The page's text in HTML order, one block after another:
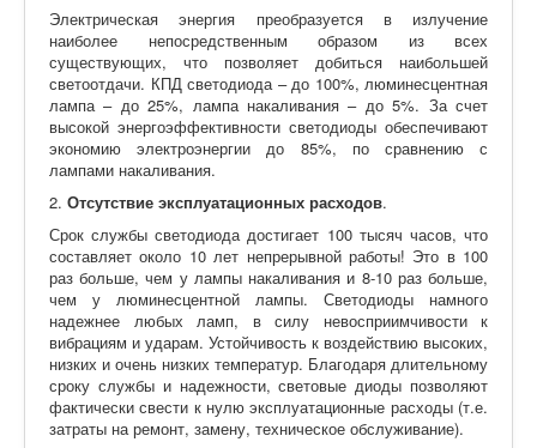
Электрическая энергия преобразуется в излучение
наиболее непосредственным образом из всех
существующих, что позволяет добиться наибольшей
светоотдачи. КПД светодиода – до 100%, люминесцентная
лампа – до 25%, лампа накаливания – до 5%. За счет
высокой энергоэффективности светодиоды обеспечивают
экономию электроэнергии до 85%, по сравнению с
лампами накаливания.
2. Отсутствие эксплуатационных расходов.
Срок службы светодиода достигает 100 тысяч часов, что
составляет около 10 лет непрерывной работы! Это в 100
раз больше, чем у лампы накаливания и 8-10 раз больше,
чем у люминесцентной лампы. Светодиоды намного
надежнее любых ламп, в силу невосприимчивости к
вибрациям и ударам. Устойчивость к воздействию высоких,
низких и очень низких температур. Благодаря длительному
сроку службы и надежности, световые диоды позволяют
фактически свести к нулю эксплуатационные расходы (т.е.
затраты на ремонт, замену, техническое обслуживание).